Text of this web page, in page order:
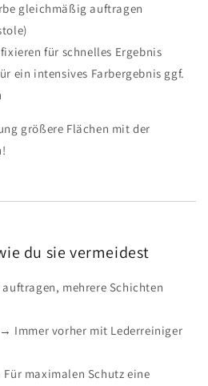
gleichmäßig auftragen
für schnelles Ergebnis
ein intensives Farbergebnis ggf.
größere Flächen mit der
du sie vermeidest
mehrere Schichten
Immer vorher mit Lederreiniger
maximalen Schutz eine